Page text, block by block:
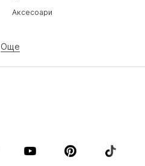
Аксесоари
Още